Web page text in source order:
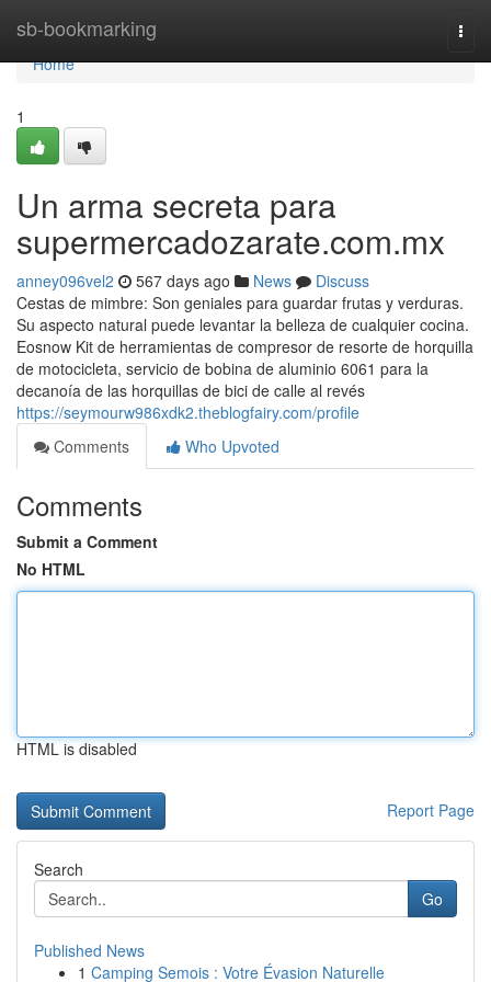
sb-bookmarking
Home
Home
1
Un arma secreta para
supermercadozarate.com.mx
anney096vel2 567 days ago News
Discuss
Cestas de mimbre: Son geniales para guardar frutas y verduras.
Su aspecto natural puede levantar la belleza de cualquier cocina.
Eosnow Kit de herramientas de compresor de resorte de horquilla
de motocicleta, servicio de bobina de aluminio 6061 para la
decanoía de las horquillas de bici de calle al revés
https://seymourw986xdk2.theblogfairy.com/profile
Comments
Who Upvoted
Comments
Submit a Comment
No HTML
HTML is disabled
Report Page
Search
Go
Published News
1 Camping Semois : Votre Évasion Naturelle